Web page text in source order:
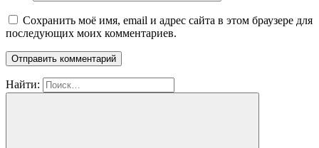
Сохранить моё имя, email и адрес сайта в этом браузере для
последующих моих комментариев.
Найти: